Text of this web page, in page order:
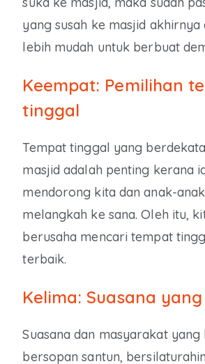
yang susah ke masjid akhirnya
lebih mudah untuk berbuat
Keempat: Pemilihan
tinggal
Tempat tinggal yang
masjid adalah penting kerana
mendorong kita dan anak-
melangkah ke sana. Oleh itu,
berusaha mencari tempat
terbaik.
Kelima: Suasana
Suasana dan masyarakat yang
bersopan santun,